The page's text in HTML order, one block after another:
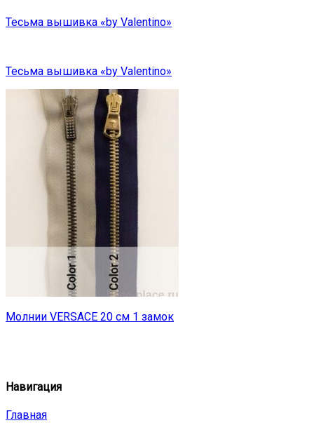
Тесьма вышивка «by Valentino»
Тесьма вышивка «by Valentino»
Молнии VERSACE 20 см 1 замок
Навигация
Главная